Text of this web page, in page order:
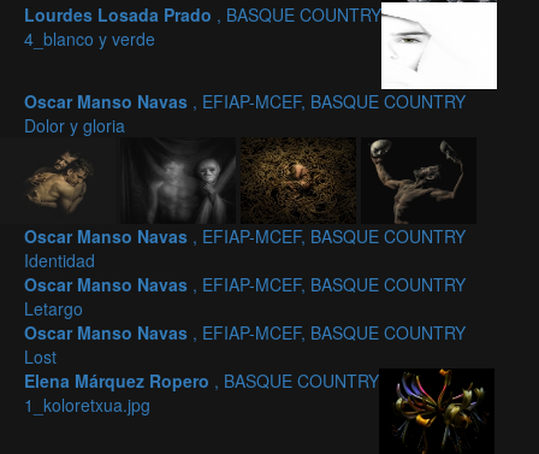
Lourdes Losada Prado , BASQUE COUNTRY
4_blanco y verde
Oscar Manso Navas , EFIAP-MCEF, BASQUE COUNTRY
Dolor y gloria
Oscar Manso Navas , EFIAP-MCEF, BASQUE COUNTRY
Identidad
Oscar Manso Navas , EFIAP-MCEF, BASQUE COUNTRY
Letargo
Oscar Manso Navas , EFIAP-MCEF, BASQUE COUNTRY
Lost
Elena Márquez Ropero , BASQUE COUNTRY
1_koloretxua.jpg